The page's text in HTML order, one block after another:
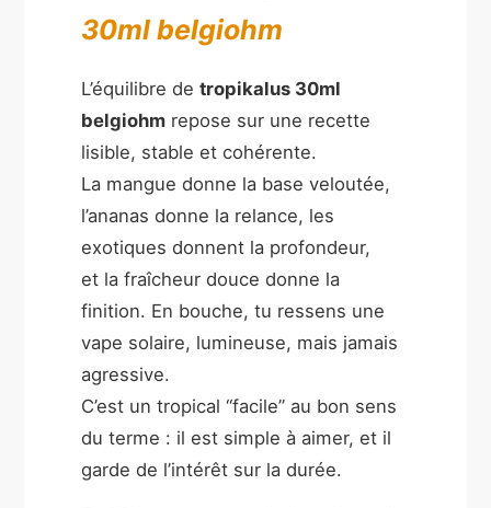
30ml belgiohm
L’équilibre detropikalus 30ml
belgiohm repose sur une recette
lisible, stable et cohérente.
La mangue donne la base veloutée,
l’ananas donne la relance, les
exotiques donnent la profondeur,
et la fraîcheur douce donne la
finition. En bouche, tu ressens une
vape solaire, lumineuse, mais jamais
agressive.
C’est un tropical “facile” au bon sens
du terme : il est simple à aimer, et il
garde de l’intérêt sur la durée.